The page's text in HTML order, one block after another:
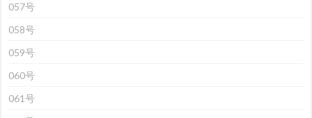
057号
058号
059号
060号
061号